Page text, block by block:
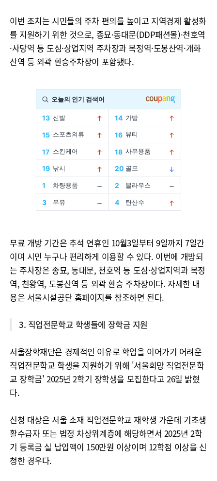
이번 조치는 시민들의 주차 편의를 높이고 지역경제 활성화
를 지원하기 위한 것으로, 종묘·동대문(DDP패션몰)·천호역
·사당역 등 도심·상업지역 주차장과 복정역·도봉산역·개화
산역 등 외곽 환승주차장이 포함됐다.
무료 개방 기간은 추석 연휴인 10월3일부터 9일까지 7일간
이며 시민 누구나 편리하게 이용할 수 있다. 이번에 개방되
는 주차장은 종묘, 동대문, 천호역 등 도심·상업지역과 복정
역, 천왕역, 도봉산역 등 외곽 환승 주차장이다. 자세한 내
용은 서울시설공단 홈페이지를 참조하면 된다.
3. 직업전문학교 학생들에 장학금 지원
서울장학재단은 경제적인 이유로 학업을 이어가기 어려운
직업전문학교 학생을 지원하기 위해 '서울희망 직업전문학
교 장학금' 2025년 2학기 장학생을 모집한다고 26일 밝혔
다.
신청 대상은 서울 소재 직업전문학교 재학생 가운데 기초생
활수급자 또는 법정 차상위계층에 해당하면서 2025년 2학
기 등록금 실 납입액이 150만원 이상이며 12학점 이상을 신
청한 경우다.